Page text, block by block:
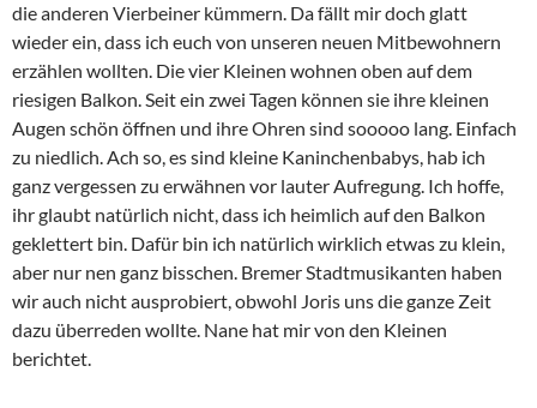
die anderen Vierbeiner kümmern. Da fällt mir doch glatt
wieder ein, dass ich euch von unseren neuen Mitbewohnern
erzählen wollten. Die vier Kleinen wohnen oben auf dem
riesigen Balkon. Seit ein zwei Tagen können sie ihre kleinen
Augen schön öffnen und ihre Ohren sind sooooo lang. Einfach
zu niedlich. Ach so, es sind kleine Kaninchenbabys, hab ich
ganz vergessen zu erwähnen vor lauter Aufregung. Ich hoffe,
ihr glaubt natürlich nicht, dass ich heimlich auf den Balkon
geklettert bin. Dafür bin ich natürlich wirklich etwas zu klein,
aber nur nen ganz bisschen. Bremer Stadtmusikanten haben
wir auch nicht ausprobiert, obwohl Joris uns die ganze Zeit
dazu überreden wollte. Nane hat mir von den Kleinen
berichtet.